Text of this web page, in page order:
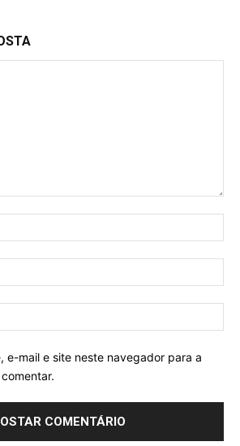
e-mail e site neste navegador para a